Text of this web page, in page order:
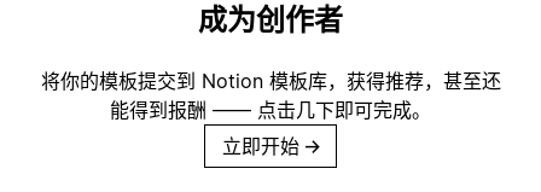
成为创作者
将你的模板提交到 Notion 模板库，获得推荐，甚至还
能得到报酬 —— 点击几下即可完成。
立即开始 →